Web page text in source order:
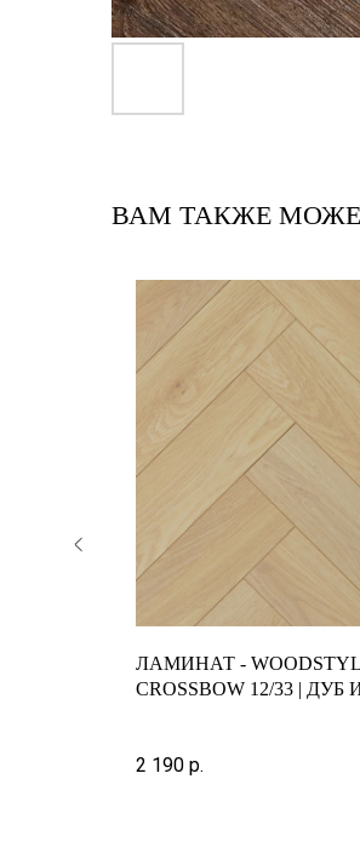
ВАМ ТАКЖЕ
ЛАМИНАТ -
CROSSBOW 12/33 |
2 190 р.